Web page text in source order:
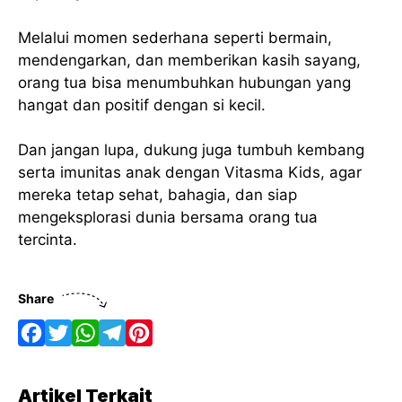
Melalui momen sederhana seperti bermain,
mendengarkan, dan memberikan kasih sayang,
orang tua bisa menumbuhkan hubungan yang
hangat dan positif dengan si kecil.
Dan jangan lupa, dukung juga tumbuh kembang
serta imunitas anak dengan Vitasma Kids, agar
mereka tetap sehat, bahagia, dan siap
mengeksplorasi dunia bersama orang tua
tercinta.
Share
a
w
h
Artikel Terkait